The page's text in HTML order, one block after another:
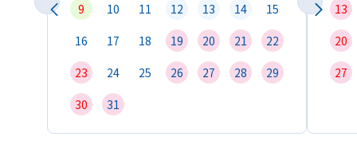
9
10 11 12 13 14
15
16
17 18 19 20 21
22
23
24 25 26 27 28
29
30
31
13
20
27